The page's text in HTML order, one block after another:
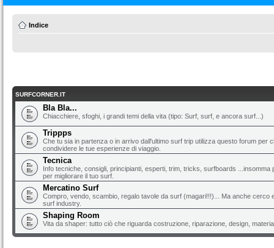
Indice
SURFCORNER.IT
Bla Bla...
Chiacchiere, sfoghi, i grandi temi della vita (tipo: Surf, surf, e ancora surf...)
Trippps
Che tu sia in partenza o in arrivo dall'ultimo surf trip utilizza questo forum per
condividere le tue esperienze di viaggio.
Tecnica
Info tecniche, consigli, principianti, esperti, trim, tricks, surfboards ...insomma
per migliorare il tuo surf.
Mercatino Surf
Compro, vendo, scambio, regalo tavole da surf (magari!!!)... Ma anche cerco
surf industry.
Shaping Room
Vita da shaper: tutto ciò che riguarda costruzione, riparazione, design,